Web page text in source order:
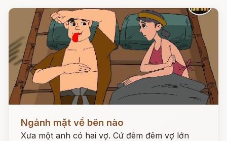
Ngảnh mặt về bên nào
Xưa một anh có hai vợ. Cứ đêm đêm vợ lớn